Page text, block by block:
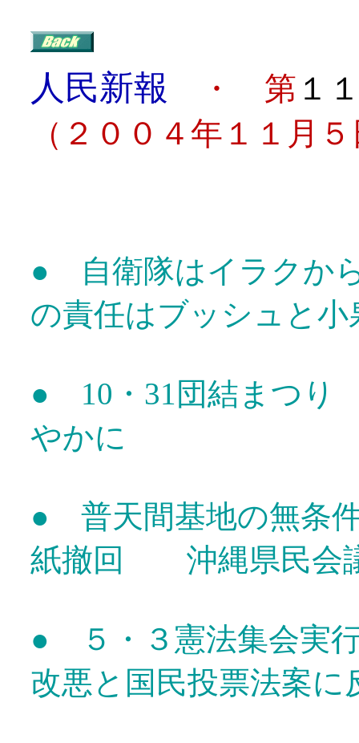
人民新報 ・ 第 １
（２００４年１１月
● 自衛隊はイラクか
の責任はブッシュと小
● 10・31団結まつ
やかに
● 普天間基地の無条
紙撤回 沖縄県民会
● ５・３憲法集会実
改悪と国民投票法案に